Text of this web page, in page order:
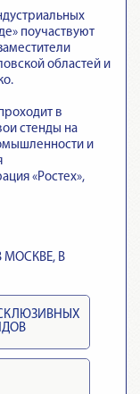
поучаствуют
областей и
в
стенды на
и
«Ростех»,
В